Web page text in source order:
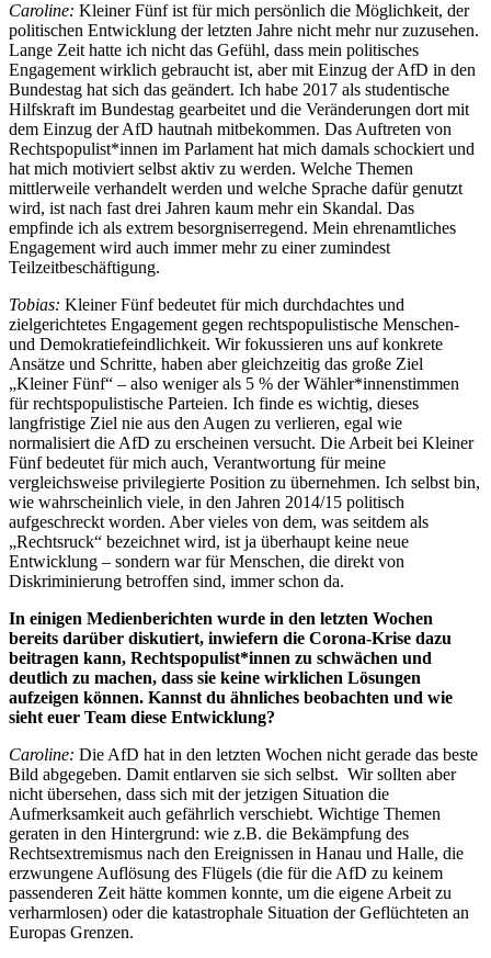
Caroline: Kleiner Fünf ist für mich persönlich die Möglichkeit, der
politischen Entwicklung der letzten Jahre nicht mehr nur zuzusehen.
Lange Zeit hatte ich nicht das Gefühl, dass mein politisches
Engagement wirklich gebraucht ist, aber mit Einzug der AfD in den
Bundestag hat sich das geändert. Ich habe 2017 als studentische
Hilfskraft im Bundestag gearbeitet und die Veränderungen dort mit
dem Einzug der AfD hautnah mitbekommen. Das Auftreten von
Rechtspopulist*innen im Parlament hat mich damals schockiert und
hat mich motiviert selbst aktiv zu werden. Welche Themen
mittlerweile verhandelt werden und welche Sprache dafür genutzt
wird, ist nach fast drei Jahren kaum mehr ein Skandal. Das
empfinde ich als extrem besorgniserregend. Mein ehrenamtliches
Engagement wird auch immer mehr zu einer zumindest
Teilzeitbeschäftigung.
Tobias: Kleiner Fünf bedeutet für mich durchdachtes und
zielgerichtetes Engagement gegen rechtspopulistische Menschen-
und Demokratiefeindlichkeit. Wir fokussieren uns auf konkrete
Ansätze und Schritte, haben aber gleichzeitig das große Ziel
„Kleiner Fünf“ – also weniger als 5 % der Wähler*innenstimmen
für rechtspopulistische Parteien. Ich finde es wichtig, dieses
langfristige Ziel nie aus den Augen zu verlieren, egal wie
normalisiert die AfD zu erscheinen versucht. Die Arbeit bei Kleiner
Fünf bedeutet für mich auch, Verantwortung für meine
vergleichsweise privilegierte Position zu übernehmen. Ich selbst bin,
wie wahrscheinlich viele, in den Jahren 2014/15 politisch
aufgeschreckt worden. Aber vieles von dem, was seitdem als
„Rechtsruck“ bezeichnet wird, ist ja überhaupt keine neue
Entwicklung – sondern war für Menschen, die direkt von
Diskriminierung betroffen sind, immer schon da.
In einigen Medienberichten wurde in den letzten Wochen
bereits darüber diskutiert, inwiefern die Corona-Krise dazu
beitragen kann, Rechtspopulist*innen zu schwächen und
deutlich zu machen, dass sie keine wirklichen Lösungen
aufzeigen können. Kannst du ähnliches beobachten und wie
sieht euer Team diese Entwicklung?
Caroline: Die AfD hat in den letzten Wochen nicht gerade das beste
Bild abgegeben. Damit entlarven sie sich selbst. Wir sollten aber
nicht übersehen, dass sich mit der jetzigen Situation die
Aufmerksamkeit auch gefährlich verschiebt. Wichtige Themen
geraten in den Hintergrund: wie z.B. die Bekämpfung des
Rechtsextremismus nach den Ereignissen in Hanau und Halle, die
erzwungene Auflösung des Flügels (die für die AfD zu keinem
passenderen Zeit hätte kommen konnte, um die eigene Arbeit zu
verharmlosen) oder die katastrophale Situation der Geflüchteten an
Europas Grenzen.